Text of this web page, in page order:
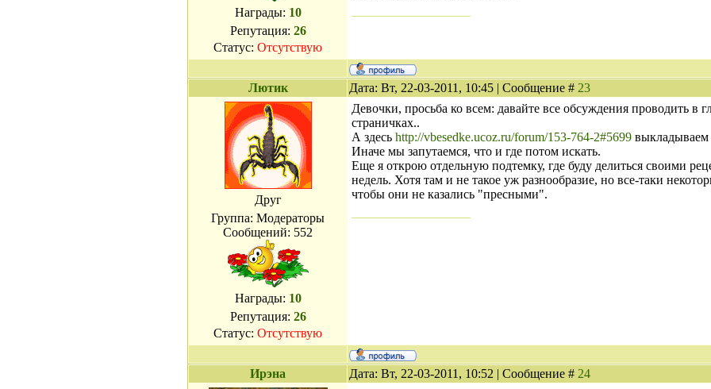
Награды: 10
Репутация: 26
Статус: Отсутствую
Лютик Дата: Вт, 22-03-2011, 10:45 | Сообщение # 23
Друг
Группа: Модераторы
Сообщений: 552
Награды: 10
Репутация: 26
Статус: Отсутствую
Девочки, просьба ко всем: давайте все обсуждения проводить в
страничках..
А здесь http://vbesedke.ucoz.ru/forum/153-764-2#5699 выкладываем
Иначе мы запутаемся, что и где потом искать.
Еще я открою отдельную подтемку, где буду делиться своими
недель. Хотя там и не такое уж разнообразие, но все-таки
чтобы они не казались "пресными".
Ирэна Дата: Вт, 22-03-2011, 10:52 | Сообщение # 24